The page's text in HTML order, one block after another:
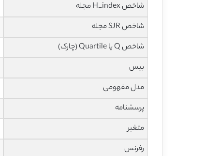
شاخص H_index مجله
شاخص SJR مجله
شاخص Q یا Quartile (چارک)
بیس
مدل مفهومی
پرسشنامه
متغیر
رفرنس